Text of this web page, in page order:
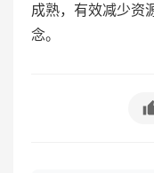
成熟，有效减少资
念。